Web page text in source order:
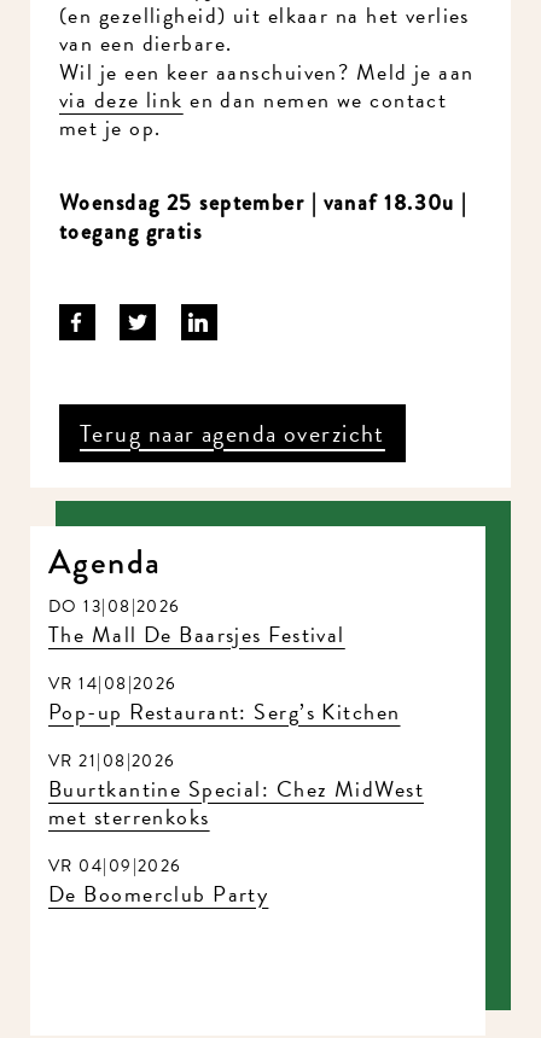
(en gezelligheid) uit elkaar na het verlies
van een dierbare.
Wil je een keer aanschuiven? Meld je aan
via deze link en dan nemen we contact
met je op.
Woensdag 25 september | vanaf 18.30u |
toegang gratis
Terug naar agenda overzicht
Agenda
DO 13|08|2026
The Mall De Baarsjes Festival
VR 14|08|2026
Pop-up Restaurant: Serg’s Kitchen
VR 21|08|2026
Buurtkantine Special: Chez MidWest
met sterrenkoks
VR 04|09|2026
De Boomerclub Party